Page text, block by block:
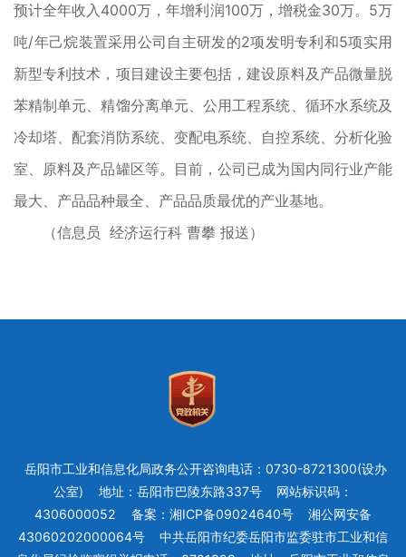
预计全年收入4000万，年增利润100万，增税金30万。5万
吨/年己烷装置采用公司自主研发的2项发明专利和5项实用
新型专利技术，项目建设主要包括，建设原料及产品微量脱
苯精制单元、精馏分离单元、公用工程系统、循环水系统及
冷却塔、配套消防系统、变配电系统、自控系统、分析化验
室、原料及产品罐区等。目前，公司已成为国内同行业产能
最大、产品品种最全、产品品质最优的产业基地。
（信息员 经济运行科 曹攀 报送）
岳阳市工业和信息化局政务公开咨询电话：0730-8721300(设办
公室)
地址：岳阳市巴陵东路337号
网站标识码：
4306000052
备案：湘ICP备09024640号
湘公网安备
43060202000064号
中共岳阳市纪委岳阳市监委驻市工业和信